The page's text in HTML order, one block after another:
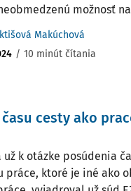
možnosť
Makúchová
/ 10 minút čítania
cesty ako
k otázke posúdenia
práce, ktoré je iné ako